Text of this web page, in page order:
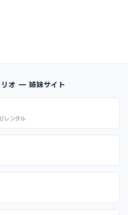
リオ — 姉妹サイト
/レンタル